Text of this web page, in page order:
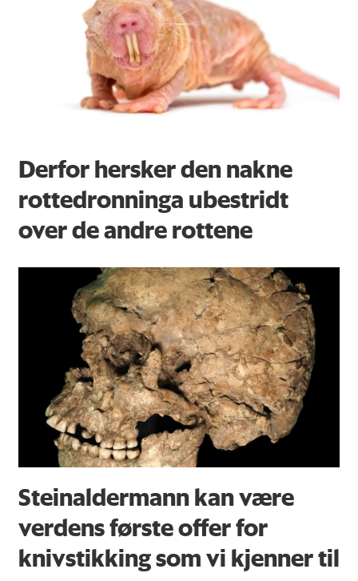
Derfor hersker den nakne
rottedronninga ubestridt
over de andre rottene
Steinaldermann kan være
verdens første offer for
knivstikking som vi kjenner til